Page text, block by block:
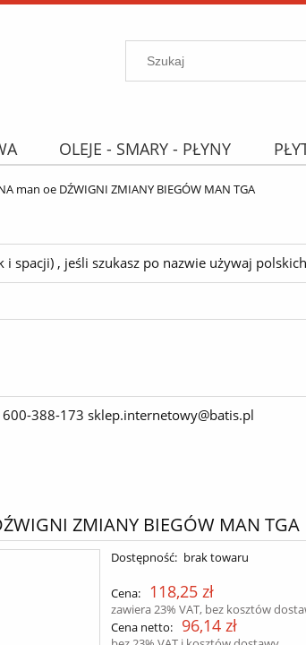
OLEJE - SMARY - PŁYNY
WYPRZEDAŻ Wyszukiwarka
man oe DŹWIGNI ZMIANY BIEGÓW MAN TGA
spacji) , jeśli szukasz po nazwie używaj
388-173 sklep.internetowy@batis.pl
ZMIANY BIEGÓW MAN TGA
Dostępność: brak towaru
Cena: 118,25 zł
zawiera 23% VAT, bez kosztów
Cena netto:
96,14 zł